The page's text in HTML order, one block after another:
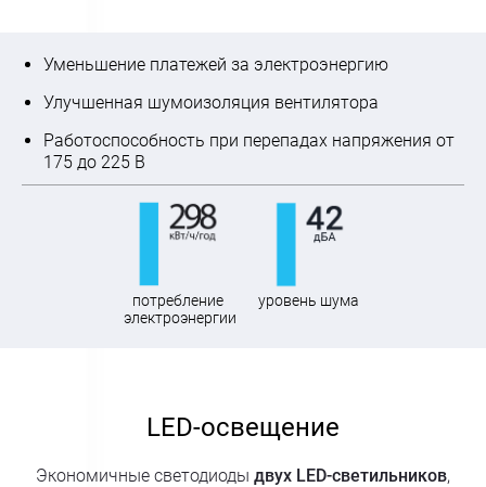
Уменьшение платежей за электроэнергию
Улучшенная шумоизоляция вентилятора
Работоспособность при перепадах напряжения от
175 до 225 В
потребление
электроэнергии
уровень шума
LED-освещение
Экономичные светодиоды двух LED-светильников,